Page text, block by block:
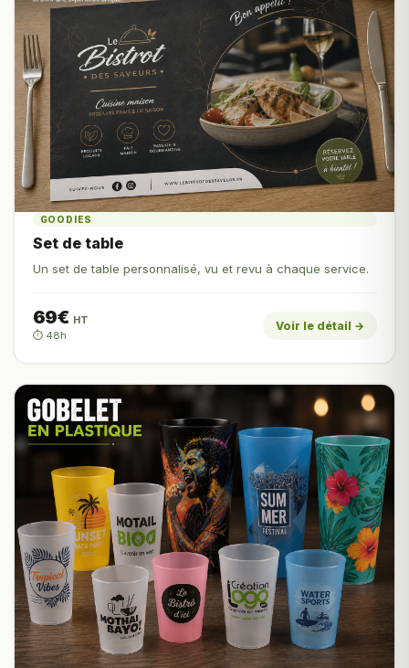
GOODIES
Set de table
Un set de table personnalisé, vu et revu à chaque service.
69€ HT
⏱️ 48h
Voir le détail →